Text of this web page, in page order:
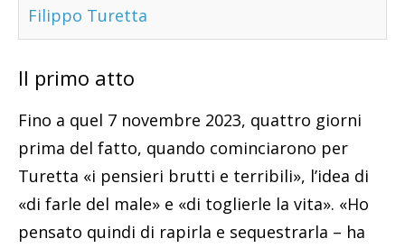
Filippo Turetta
Il primo atto
Fino a quel 7 novembre 2023, quattro giorni
prima del fatto, quando cominciarono per
Turetta «i pensieri brutti e terribili», l’idea di
«di farle del male» e «di toglierle la vita». «Ho
pensato quindi di rapirla e sequestrarla – ha